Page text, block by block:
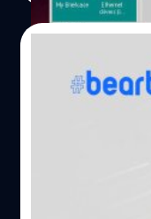
เราขอแนะนำให้รู้
Microsoft Virtual
โปรแกรมนี้นับว่าเ
สำหรับ…
Qualcomm
ARM อีกครั้ง
ในปี 2018
ครั้งแรก ซึ่งเป็นชิ
ใช้งานกับ